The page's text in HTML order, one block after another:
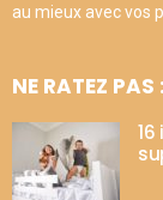
au mieux avec vos
NE RATEZ PAS :